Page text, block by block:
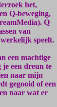
het,
Q-beweging,
Q
van
speelt.
een machtige
een dreun te
naar mijn
gegooid of een
naar wat er